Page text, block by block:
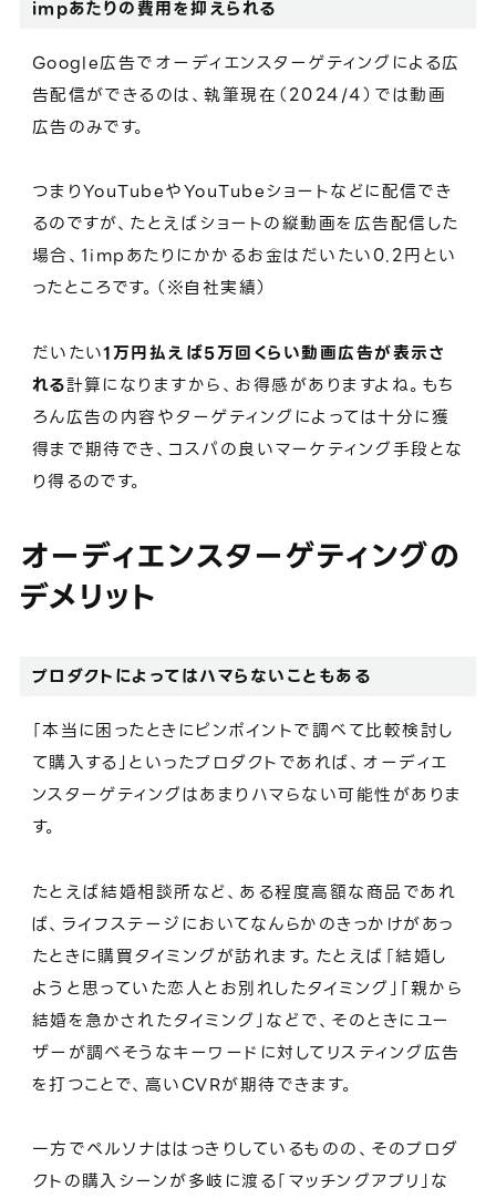
impあたりの費用を抑えられる
Google広告でオーディエンスターゲティングによる広
告配信ができるのは、執筆現在（2024/4）では動画
広告のみです。
つまりYouTubeやYouTubeショートなどに配信でき
るのですが、たとえばショートの縦動画を広告配信した
場合、1impあたりにかかるお金はだいたい0.2円とい
ったところです。（※自社実績）
だいたい1万円払えば5万回くらい動画広告が表示さ
れる計算になりますから、お得感がありますよね。もち
ろん広告の内容やターゲティングによっては十分に獲
得まで期待でき、コスパの良いマーケティング手段とな
り得るのです。
オーディエンスターゲティングの
デメリット
プロダクトによってはハマらないこともある
「本当に困ったときにピンポイントで調べて比較検討し
て購入する」といったプロダクトであれば、オーディエ
ンスターゲティングはあまりハマらない可能性がありま
す。
たとえば結婚相談所など、ある程度高額な商品であれ
ば、ライフステージにおいてなんらかのきっかけがあっ
たときに購買タイミングが訪れます。たとえば「結婚し
ようと思っていた恋人とお別れしたタイミング」「親から
結婚を急かされたタイミング」などで、そのときにユー
ザーが調べそうなキーワードに対してリスティング広告
を打つことで、高いCVRが期待できます。
一方でペルソナははっきりしているものの、そのプロダ
クトの購入シーンが多岐に渡る「マッチングアプリ」な